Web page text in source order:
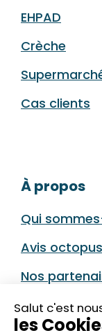
Salut c'est
les
EHPAD
Crèche
Cas clients
À propos
Qui
Avis
Nos
Nous